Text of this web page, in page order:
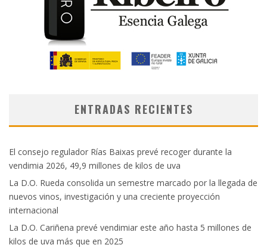
ENTRADAS RECIENTES
El consejo regulador Rías Baixas prevé recoger durante la
vendimia 2026, 49,9 millones de kilos de uva
La D.O. Rueda consolida un semestre marcado por la llegada de
nuevos vinos, investigación y una creciente proyección
internacional
La D.O. Cariñena prevé vendimiar este año hasta 5 millones de
kilos de uva más que en 2025